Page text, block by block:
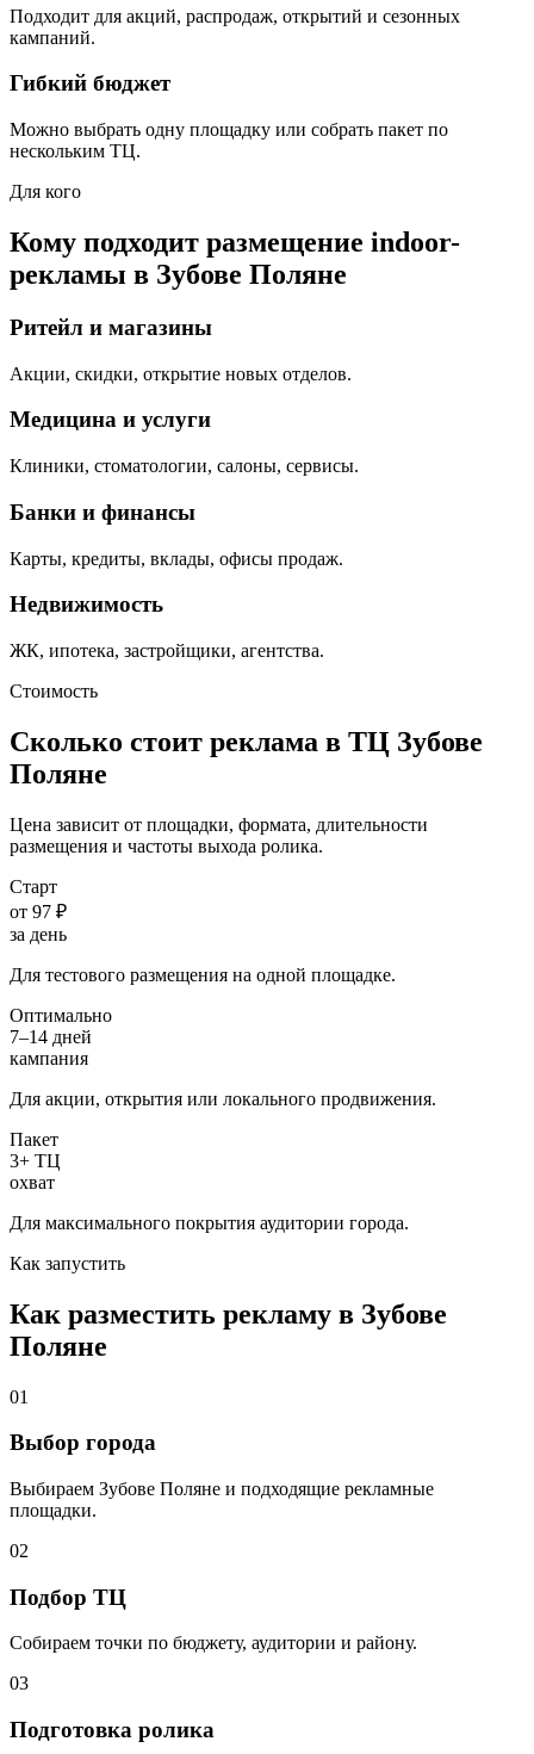
Подходит для акций, распродаж, открытий и сезонных
кампаний.
Гибкий бюджет
Можно выбрать одну площадку или собрать пакет по
нескольким ТЦ.
Для кого
Кому подходит размещение indoor-
рекламы в Зубове Поляне
Ритейл и магазины
Акции, скидки, открытие новых отделов.
Медицина и услуги
Клиники, стоматологии, салоны, сервисы.
Банки и финансы
Карты, кредиты, вклады, офисы продаж.
Недвижимость
ЖК, ипотека, застройщики, агентства.
Стоимость
Сколько стоит реклама в ТЦ Зубове
Поляне
Цена зависит от площадки, формата, длительности
размещения и частоты выхода ролика.
Старт
от 97 ₽
за день
Для тестового размещения на одной площадке.
Оптимально
7–14 дней
кампания
Для акции, открытия или локального продвижения.
Пакет
3+ ТЦ
охват
Для максимального покрытия аудитории города.
Как запустить
Как разместить рекламу в Зубове
Поляне
01
Выбор города
Выбираем Зубове Поляне и подходящие рекламные
площадки.
02
Подбор ТЦ
Собираем точки по бюджету, аудитории и району.
03
Подготовка ролика